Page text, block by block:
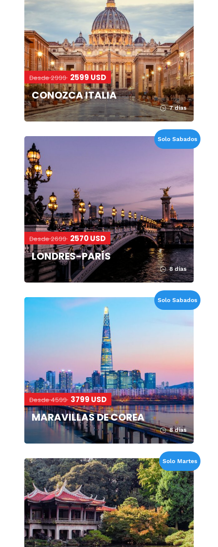
Desde 2999 2599 USD
CONOZCA ITALIA
7 días
Solo Sabados
Desde 2699 2570 USD
LONDRES-PARÍS
8 días
Solo Sabados
Desde 4599 3799 USD
MARAVILLAS DE COREA
8 días
Solo Martes